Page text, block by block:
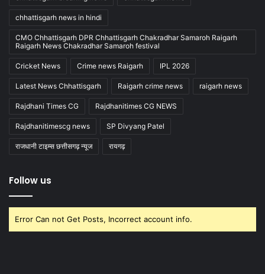
chhattisgarh news in hindi
CMO Chhattisgarh DPR Chhattisgarh Chakradhar Samaroh Raigarh
Raigarh News Chakradhar Samaroh festival
Cricket News Crime news Raigarh IPL 2026
Latest News Chhattisgarh Raigarh crime news raigarh news
Rajdhani Times CG Rajdhanitimes CG NEWS
Rajdhanitimescg news SP Divyang Patel
राजधानी टाइम्स छत्तीसगढ़ न्यूज रायगढ़
Follow us
Error Can not Get Posts, Incorrect account info.